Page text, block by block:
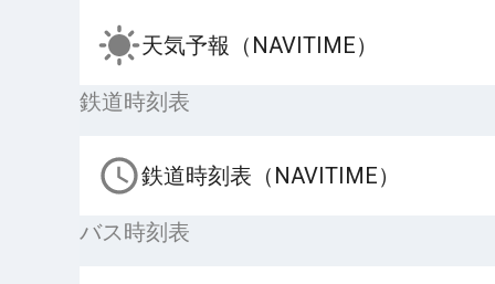
天気予報（NAVITIME）
鉄道時刻表
鉄道時刻表（NAVITIME）
バス時刻表